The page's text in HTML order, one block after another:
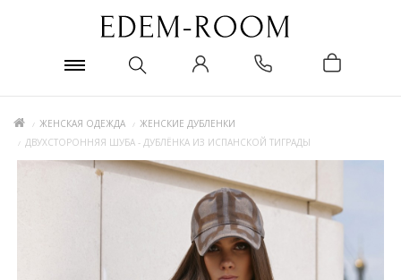
ЖЕНСКАЯ ОДЕЖДА
ЖЕНСКИЕ ДУБЛЕНКИ
ДВУХСТОРОННЯЯ ШУБА - ДУБЛЁНКА ИЗ ИСПАНСКОЙ ТИГРАДЫ